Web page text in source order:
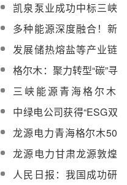
凯泉泵业成功中标三峡
新能源格尔木10万千瓦
光热工程充水泵项目
多种能源深度融合！新
能源产业为格尔木高质
量发展添动力
发展储热熔盐等产业链
产品！格尔木工业园盐
湖钠资源综合开发利用
成效显著
格尔木：聚力转型“碳”寻
绿色发展
三峡能源青海格尔木
100MW光热项目首套定
日镜正式组装下线
中绿电公司获得“ESG双
碳先锋奖”等多项荣誉
龙源电力青海格尔木50
万千瓦光伏和熔盐储能
项目监理服务招标
龙源电力甘肃龙源敦煌
700MW“光热+”一体化项
人民日报：我国成功研